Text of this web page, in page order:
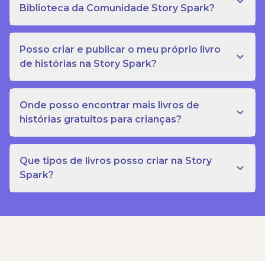
Biblioteca da Comunidade Story Spark?
Posso criar e publicar o meu próprio livro
de histórias na Story Spark?
Onde posso encontrar mais livros de
histórias gratuitos para crianças?
Que tipos de livros posso criar na Story
Spark?